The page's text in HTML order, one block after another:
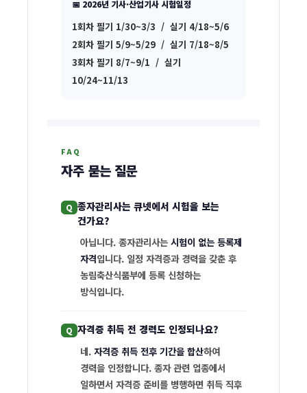
📅 2026년 기사·산업기사 시험일정
1회차 필기 1/30~3/3 / 실기 4/18~5/6
2회차 필기 5/9~5/29 / 실기 7/18~8/5
3회차 필기 8/7~9/1 / 실기
10/24~11/13
종
자
관
묻
는
FAQ
자주 묻는 질문
종자관리사는 큐넷에서 시험을 보는
건가요?
아닙니다. 종자관리사는 시험이 없는 등록제
자격입니다. 일정 자격증과 경력을 갖춘 후
농림축산식품부에 등록 신청하는
방식입니다.
자격증 취득 전 경력도 인정되나요?
네. 자격증 취득 전후 기간을 합산하여
경력을 인정합니다. 종자 관련 업종에서
일하면서 자격증 준비를 병행하면 취득 직후